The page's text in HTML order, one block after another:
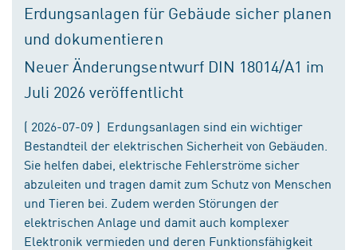
Erdungsanlagen für Gebäude sicher planen
und dokumentieren
Neuer Änderungsentwurf DIN 18014/A1 im
Juli 2026 veröffentlicht
( 2026-07-09 ) Erdungsanlagen sind ein wichtiger
Bestandteil der elektrischen Sicherheit von Gebäuden.
Sie helfen dabei, elektrische Fehlerströme sicher
abzuleiten und tragen damit zum Schutz von Menschen
und Tieren bei. Zudem werden Störungen der
elektrischen Anlage und damit auch komplexer
Elektronik vermieden und deren Funktionsfähigkeit